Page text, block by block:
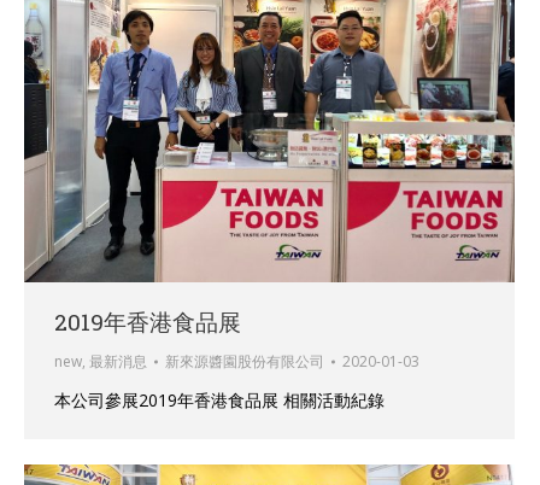
2019年香港食品展
new, 最新消息 新來源醬園股份有限公司 2020-01-03
本公司參展2019年香港食品展 相關活動紀錄